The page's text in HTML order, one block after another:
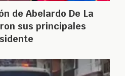
de Abelardo De La
sus principales